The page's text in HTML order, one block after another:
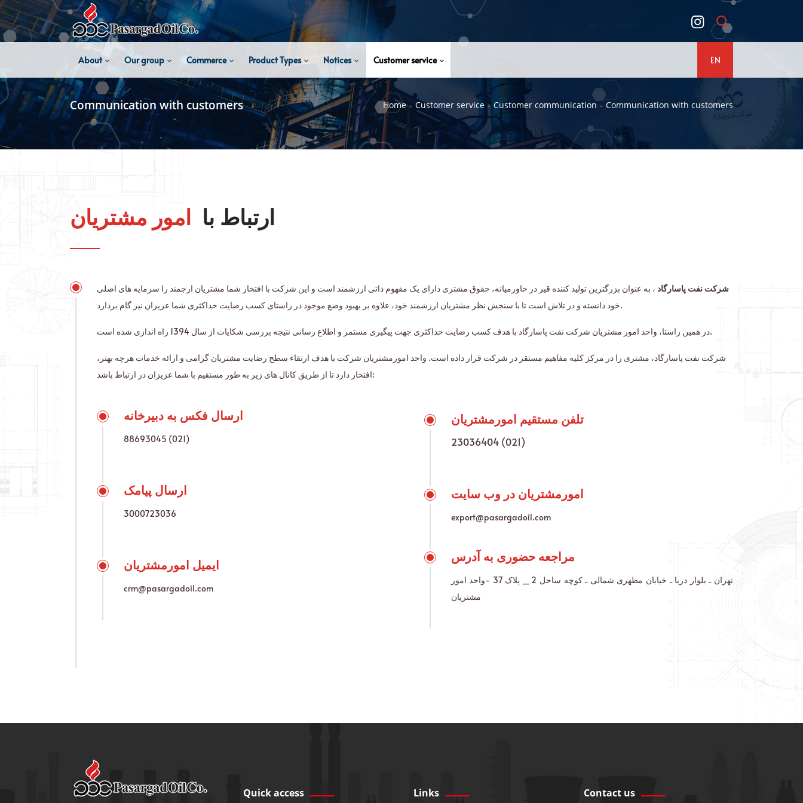
About Our group Commerce Product Types Notices Customer service EN
Communicationwith customers Home Customer service Customer communication Communication with customers
ارتباط با امور مشتریان
شرکت نفت پاسارگاد ، به عنوان بزرگترین تولید کننده قیر در خاورمیانه، حقوق مشتری دارای یک مفهوم ذاتی ارزشمند است و این شرکت با افتخار شما مشتریان ارجمند را سرمایه های اصلی
خود دانسته و در تلاش است تا با سنجش نظر مشتریان ارزشمند خود، علاوه بر بهبود وضع موجود در راستای کسب رضایت حداکثری شما عزیزان نیز گام بردارد.
در همین راستا، واحد امور مشتریان شرکت نفت پاسارگاد با هدف کسب رضایت حداکثری جهت پیگیری مستمر و اطلاع رسانی نتیجه بررسی شکایات از سال 1394 راه اندازی شده است.
شرکت نفت پاسارگاد، مشتری را در مرکز کلیه مفاهیم مستقر در شرکت قرار داده است. واحد امورمشتریان شرکت با هدف ارتقاء سطح رضایت مشتریان گرامی و ارائه خدمات هرچه بهتر،
افتخار دارد تا از طریق کانال های زیر به طور مستقیم با شما عزیزان در ارتباط باشد:
88693045 (021)
3000723036
ایمیل امورمشتریان
crm@pasargadoil.com
تلفن مستقیم امورمشتریان
23036404 (021)
امورمشتریان در وب سایت
export@pasargadoil.com
مراجعه حضوری به آدرس
تهران ـ بلوار دریا ـ خیابان مطهری شمالی ـ کوچه ساحل 2 _ پلاک 37 -واحد امور
مشتریان
Contact us
Links
Quick access